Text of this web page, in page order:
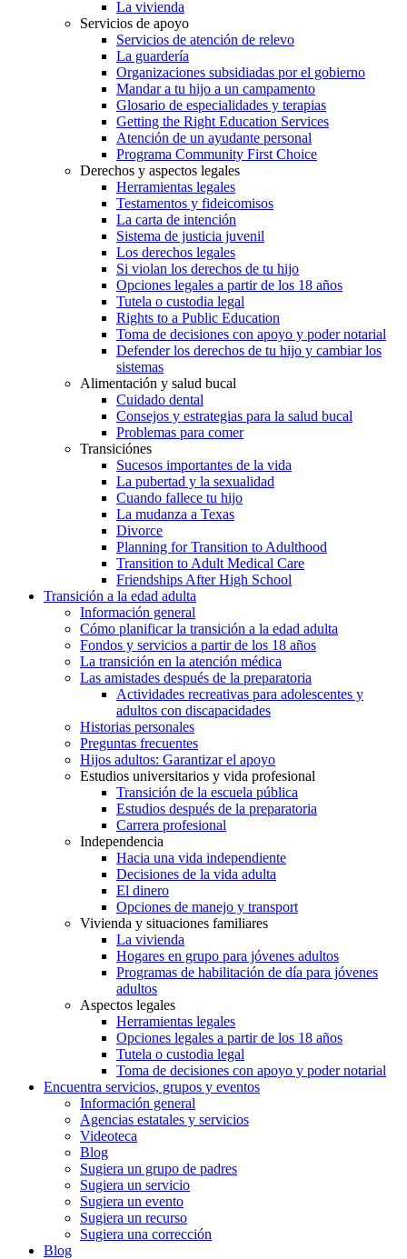
La vivienda
Servicios de apoyo
Servicios de atención de relevo
La guardería
Organizaciones subsidiadas por el gobierno
Mandar a tu hijo a un campamento
Glosario de especialidades y terapias
Getting the Right Education Services
Atención de un ayudante personal
Programa Community First Choice
Derechos y aspectos legales
Herramientas legales
Testamentos y fideicomisos
La carta de intención
Sistema de justicia juvenil
Los derechos legales
Si violan los derechos de tu hijo
Opciones legales a partir de los 18 años
Tutela o custodia legal
Rights to a Public Education
Toma de decisiones con apoyo y poder notarial
Defender los derechos de tu hijo y cambiar los
sistemas
Alimentación y salud bucal
Cuidado dental
Consejos y estrategias para la salud bucal
Problemas para comer
Transiciónes
Sucesos importantes de la vida
La pubertad y la sexualidad
Cuando fallece tu hijo
La mudanza a Texas
Divorce
Planning for Transition to Adulthood
Transition to Adult Medical Care
Friendships After High School
Transición a la edad adulta
Información general
Cómo planificar la transición a la edad adulta
Fondos y servicios a partir de los 18 años
La transición en la atención médica
Las amistades después de la preparatoria
Actividades recreativas para adolescentes y
adultos con discapacidades
Historias personales
Preguntas frecuentes
Hijos adultos: Garantizar el apoyo
Estudios universitarios y vida profesional
Transición de la escuela pública
Estudios después de la preparatoria
Carrera profesional
Independencia
Hacia una vida independiente
Decisiones de la vida adulta
El dinero
Opciones de manejo y transport
Vivienda y situaciones familiares
La vivienda
Hogares en grupo para jóvenes adultos
Programas de habilitación de día para jóvenes
adultos
Aspectos legales
Herramientas legales
Opciones legales a partir de los 18 años
Tutela o custodia legal
Toma de decisiones con apoyo y poder notarial
Encuentra servicios, grupos y eventos
Información general
Agencias estatales y servicios
Videoteca
Blog
Sugiera un grupo de padres
Sugiera un servicio
Sugiera un evento
Sugiera un recurso
Sugiera una corrección
Blog